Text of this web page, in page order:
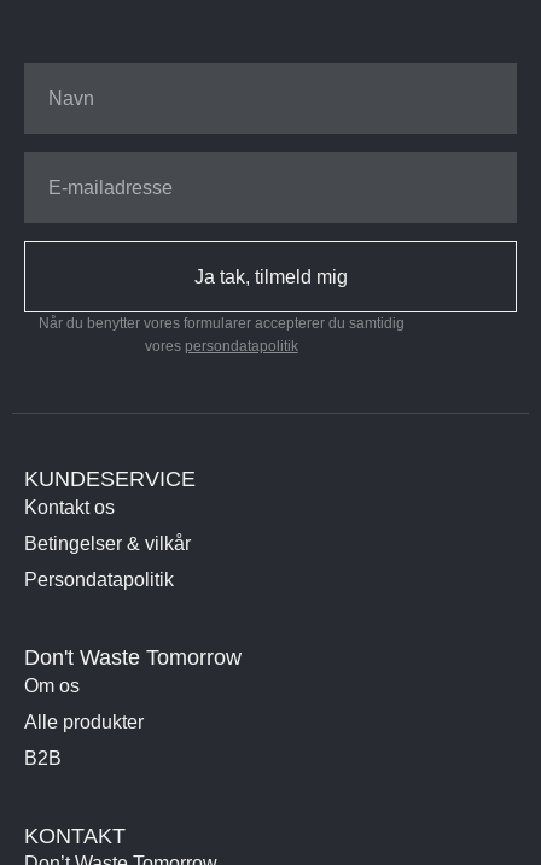
Ja tak, tilmeld mig
Når du benytter vores formularer accepterer du samtidig
vores persondatapolitik
KUNDESERVICE
Kontakt os
Betingelser & vilkår
Persondatapolitik
Don't Waste Tomorrow
Om os
Alle produkter
B2B
KONTAKT